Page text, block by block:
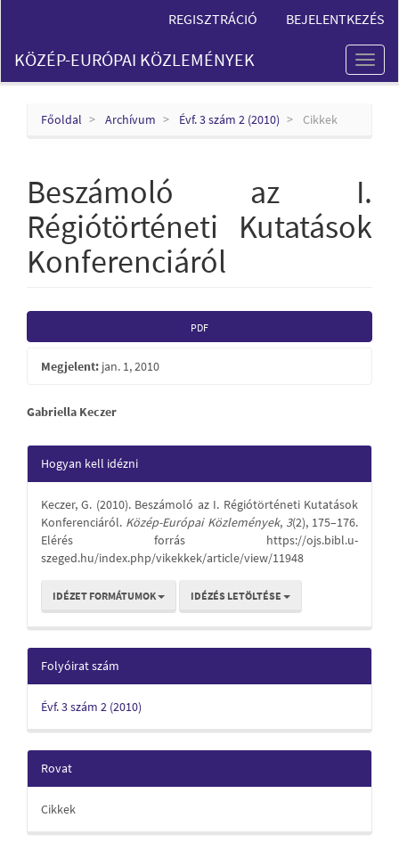
Content
Sidebar
REGISZTRÁCIÓ BEJELENTKEZÉS
Toggle
KÖZÉP-EURÓPAI KÖZLEMÉNYEK
Főoldal Archívum Évf. 3 szám 2 (2010) Cikkek
Beszámoló az I.
Régiótörténeti Kutatások
Konferenciáról
Article
Sidebar
PDF
Megjelent: jan. 1, 2010
Main
Article
Content
Gabriella Keczer
Article
Details
Hogyan kell idézni
Keczer, G. (2010). Beszámoló az I. Régiótörténeti Kutatások
Konferenciáról. Közép-Európai Közlemények, 3(2), 175–176.
Elérés forrás https://ojs.bibl.u-
szeged.hu/index.php/vikekkek/article/view/11948
IDÉZET FORMÁTUMOK IDÉZÉS LETÖLTÉSE
Folyóirat szám
Évf. 3 szám 2 (2010)
Rovat
Cikkek